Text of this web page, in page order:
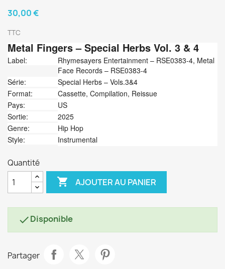
30,00 €
TTC
Metal Fingers‎– Special Herbs Vol. 3 & 4
Label:
Rhymesayers Entertainment ‎– RSE0383-4, Metal
Face Records ‎– RSE0383-4
Série:
Special Herbs – Vols.3&4
Format:
Cassette, Compilation, Reissue
Pays:
US
Sortie:
2025
Genre:
Hip Hop
Style:
Instrumental
Quantité
 AJOUTER AU PANIER
Disponible
Partager